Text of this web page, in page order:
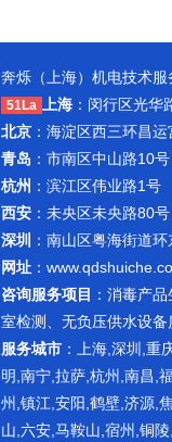
奔烁（上海）机电技术
51La 上海 ：闵行区光
北京 ：海淀区西三环
青岛 ：市南区中山
杭州 ：滨江区伟业
西安 ：未央区未央
深圳
：南山区粤海街道
网址 ：
咨询服务项目 ： 消毒产品
室检测
、无负压供水设
服务城市 ：上海,深圳,重
明,南宁,拉萨,杭州,南昌,
州,镇江,安阳,鹤壁,济源,
山,六安,马鞍山,宿州,铜